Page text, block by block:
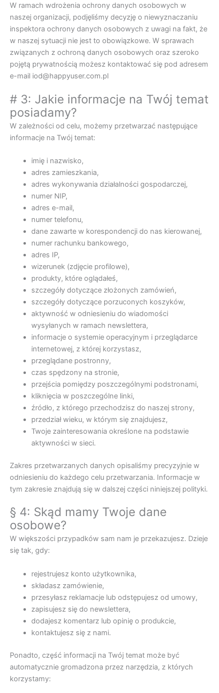
W ramach wdrożenia ochrony danych osobowych w
naszej organizacji, podjęliśmy decyzję o niewyznaczaniu
inspektora ochrony danych osobowych z uwagi na fakt, że
w naszej sytuacji nie jest to obowiązkowe. W sprawach
związanych z ochroną danych osobowych oraz szeroko
pojętą prywatnością możesz kontaktować się pod adresem
e-mail iod@happyuser.com.pl
# 3: Jakie informacje na Twój temat
posiadamy?
W zależności od celu, możemy przetwarzać następujące
informacje na Twój temat:
imię i nazwisko,
adres zamieszkania,
adres wykonywania działalności gospodarczej,
numer NIP,
adres e-mail,
numer telefonu,
dane zawarte w korespondencji do nas kierowanej,
numer rachunku bankowego,
adres IP,
wizerunek (zdjęcie profilowe),
produkty, które oglądałeś,
szczegóły dotyczące złożonych zamówień,
szczegóły dotyczące porzuconych koszyków,
aktywność w odniesieniu do wiadomości
wysyłanych w ramach newslettera,
informacje o systemie operacyjnym i przeglądarce
internetowej, z której korzystasz,
przeglądane postronny,
czas spędzony na stronie,
przejścia pomiędzy poszczególnymi podstronami,
kliknięcia w poszczególne linki,
źródło, z którego przechodzisz do naszej strony,
przedział wieku, w którym się znajdujesz,
Twoje zainteresowania określone na podstawie
aktywności w sieci.
Zakres przetwarzanych danych opisaliśmy precyzyjnie w
odniesieniu do każdego celu przetwarzania. Informacje w
tym zakresie znajdują się w dalszej części niniejszej polityki.
§ 4: Skąd mamy Twoje dane
osobowe?
W większości przypadków sam nam je przekazujesz. Dzieje
się tak, gdy:
rejestrujesz konto użytkownika,
składasz zamówienie,
przesyłasz reklamacje lub odstępujesz od umowy,
zapisujesz się do newslettera,
dodajesz komentarz lub opinię o produkcie,
kontaktujesz się z nami.
Ponadto, część informacji na Twój temat może być
automatycznie gromadzona przez narzędzia, z których
korzystamy: